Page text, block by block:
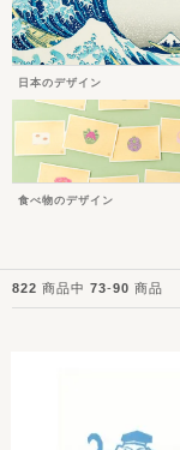
日本のデザイン
食べ物のデザイン
822 商品中 73-90 商品